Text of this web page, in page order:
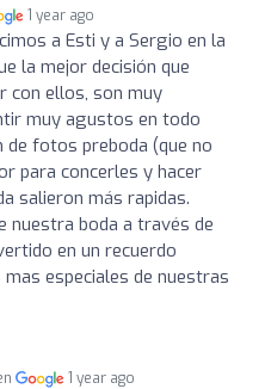
1 year ago
a Esti y a Sergio en la
la mejor decisión que
con ellos, son muy
muy agustos en todo
de fotos preboda (que no
para concerles y hacer
salieron más rapidas.
nuestra boda a través de
en un recuerdo
especiales de nuestras
1 year ago